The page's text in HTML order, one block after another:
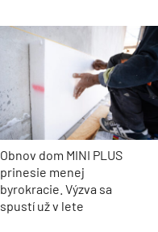
Obnov dom MINI PLUS
prinesie menej
byrokracie. Výzva sa
spustí už v lete